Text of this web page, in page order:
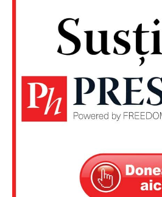
Proiecte editoriale